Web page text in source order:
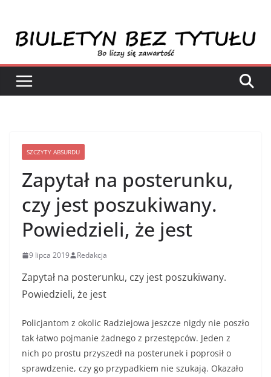
treści
SZCZYTY ABSURDU
Zapytał na posterunku,
czy jest poszukiwany.
Powiedzieli, że jest
9 lipca 2019 Redakcja
Zapytał na posterunku, czy jest poszukiwany.
Powiedzieli, że jest
Policjantom z okolic Radziejowa jeszcze nigdy nie poszło
tak łatwo pojmanie żadnego z przestępców. Jeden z
nich po prostu przyszedł na posterunek i poprosił o
sprawdzenie, czy go przypadkiem nie szukają. Okazało